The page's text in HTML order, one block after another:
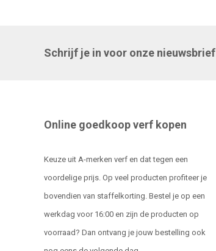
Schrijf je in voor onze nieuwsbrief
Online goedkoop verf kopen
Keuze uit A-merken verf en dat tegen een
voordelige prijs. Op veel producten profiteer je
bovendien van staffelkorting. Bestel je op een
werkdag voor 16:00 en zijn de producten op
voorraad? Dan ontvang je jouw bestelling ook